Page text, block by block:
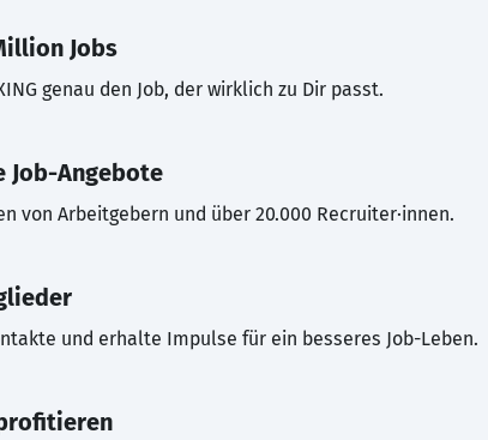
Jobs
genau den Job, der wirklich zu Dir passt.
Job-Angebote
von Arbeitgebern und über 20.000 Recruiter·innen.
und erhalte Impulse für ein besseres Job-Leben.